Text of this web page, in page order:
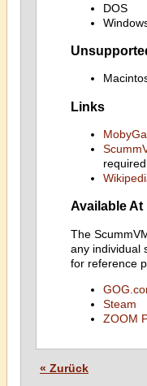
DOS
Links
Available At
The
any individual
for reference
Steam
ZOOM
« Zurück